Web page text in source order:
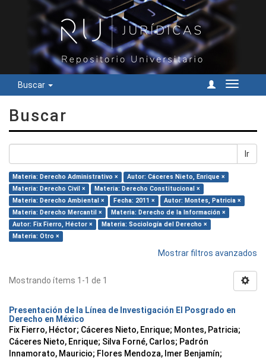
Buscar
Cambiar
Buscar
Ir
Materia: Derecho Administrativo ×
Autor: Cáceres Nieto, Enrique ×
Materia: Derecho Civil ×
Materia: Derecho Constitucional ×
Materia: Derecho Ambiental ×
Fecha: 2011 ×
Autor: Montes, Patricia ×
Materia: Derecho Mercantil ×
Materia: Derecho de la Información ×
Autor: Fix Fierro, Héctor ×
Materia: Sociología del Derecho ×
Materia: Otro ×
Mostrar filtros avanzados
Mostrando ítems 1-1 de 1
Presentación de la Línea de Investigación El Posgrado en
Derecho en México
Fix Fierro, Héctor; Cáceres Nieto, Enrique; Montes, Patricia;
Cáceres Nieto, Enrique; Silva Forné, Carlos; Padrón
Innamorato, Mauricio; Flores Mendoza, Imer Benjamín;